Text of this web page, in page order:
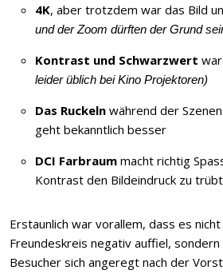
4K, aber trotzdem war das Bild
und der Zoom dürften der Grund
Kontrast und Schwarzwert
leider üblich bei Kino Projektoren)
Das Ruckeln während der
geht bekanntlich besser
DCI Farbraum macht richtig
Kontrast den Bildeindruck zu
Erstaunlich war vorallem, dass es
Freundeskreis negativ auffiel, sondern
Besucher sich angeregt nach der